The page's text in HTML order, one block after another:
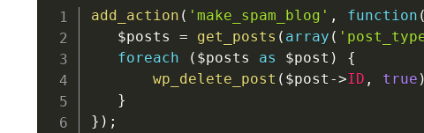
add_action ( 'make_spam_blog' , function (
$posts
= get_posts ( array (
foreach
( $posts as $post )
{
wp_delete_post ( $post ->ID , true )
}
} ) ;